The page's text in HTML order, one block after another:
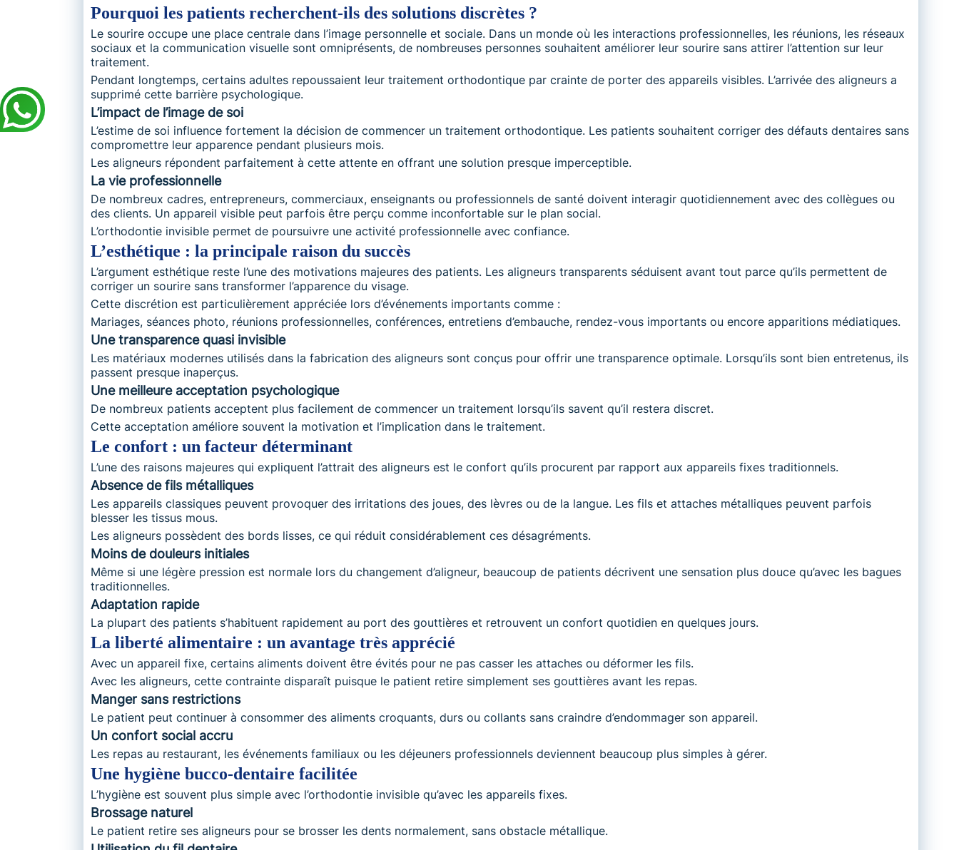
Pourquoi les patients recherchent-ils des solutions discrètes ?
Le sourire occupe une place centrale dans l’image personnelle et sociale. Dans un monde où les interactions professionnelles, les réunions, les réseaux
sociaux et la communication visuelle sont omniprésents, de nombreuses personnes souhaitent améliorer leur sourire sans attirer l’attention sur leur
traitement.
Pendant longtemps, certains adultes repoussaient leur traitement orthodontique par crainte de porter des appareils visibles. L’arrivée des aligneurs a
supprimé cette barrière psychologique.
L’impact de l’image de soi
L’estime de soi influence fortement la décision de commencer un traitement orthodontique. Les patients souhaitent corriger des défauts dentaires sans
compromettre leur apparence pendant plusieurs mois.
Les aligneurs répondent parfaitement à cette attente en offrant une solution presque imperceptible.
La vie professionnelle
De nombreux cadres, entrepreneurs, commerciaux, enseignants ou professionnels de santé doivent interagir quotidiennement avec des collègues ou
des clients. Un appareil visible peut parfois être perçu comme inconfortable sur le plan social.
L’orthodontie invisible permet de poursuivre une activité professionnelle avec confiance.
L’esthétique : la principale raison du succès
L’argument esthétique reste l’une des motivations majeures des patients. Les aligneurs transparents séduisent avant tout parce qu’ils permettent de
corriger un sourire sans transformer l’apparence du visage.
Cette discrétion est particulièrement appréciée lors d’événements importants comme :
Mariages, séances photo, réunions professionnelles, conférences, entretiens d’embauche, rendez-vous importants ou encore apparitions médiatiques.
Une transparence quasi invisible
Les matériaux modernes utilisés dans la fabrication des aligneurs sont conçus pour offrir une transparence optimale. Lorsqu’ils sont bien entretenus, ils
passent presque inaperçus.
Une meilleure acceptation psychologique
De nombreux patients acceptent plus facilement de commencer un traitement lorsqu’ils savent qu’il restera discret.
Cette acceptation améliore souvent la motivation et l’implication dans le traitement.
Le confort : un facteur déterminant
L’une des raisons majeures qui expliquent l’attrait des aligneurs est le confort qu’ils procurent par rapport aux appareils fixes traditionnels.
Absence de fils métalliques
Les appareils classiques peuvent provoquer des irritations des joues, des lèvres ou de la langue. Les fils et attaches métalliques peuvent parfois
blesser les tissus mous.
Les aligneurs possèdent des bords lisses, ce qui réduit considérablement ces désagréments.
Moins de douleurs initiales
Même si une légère pression est normale lors du changement d’aligneur, beaucoup de patients décrivent une sensation plus douce qu’avec les bagues
traditionnelles.
Adaptation rapide
La plupart des patients s’habituent rapidement au port des gouttières et retrouvent un confort quotidien en quelques jours.
La liberté alimentaire : un avantage très apprécié
Avec un appareil fixe, certains aliments doivent être évités pour ne pas casser les attaches ou déformer les fils.
Avec les aligneurs, cette contrainte disparaît puisque le patient retire simplement ses gouttières avant les repas.
Manger sans restrictions
Le patient peut continuer à consommer des aliments croquants, durs ou collants sans craindre d’endommager son appareil.
Un confort social accru
Les repas au restaurant, les événements familiaux ou les déjeuners professionnels deviennent beaucoup plus simples à gérer.
Une hygiène bucco-dentaire facilitée
L’hygiène est souvent plus simple avec l’orthodontie invisible qu’avec les appareils fixes.
Brossage naturel
Le patient retire ses aligneurs pour se brosser les dents normalement, sans obstacle métallique.